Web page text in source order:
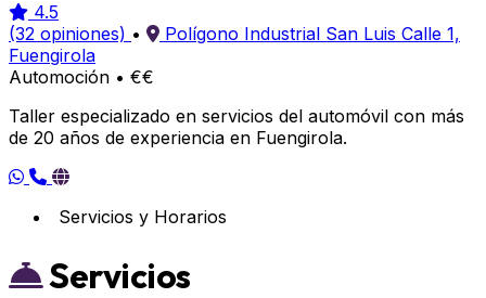
4.5
(32 opiniones) •
Polígono Industrial San Luis Calle 1,
Fuengirola
Automoción • €€
Taller especializado en servicios del automóvil con más
de 20 años de experiencia en Fuengirola.
Servicios y Horarios
Servicios